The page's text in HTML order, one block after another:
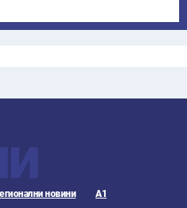
новини А1